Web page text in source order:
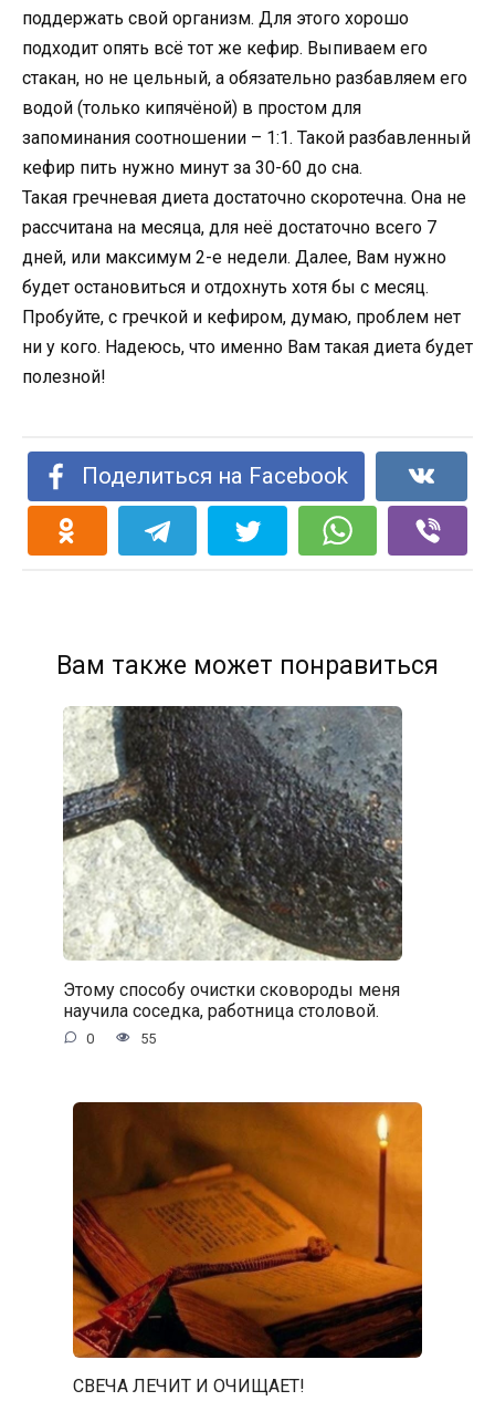
поддержать свой организм. Для этого хорошо
подходит опять всё тот же кефир. Выпиваем его
стакан, но не цельный, а обязательно разбавляем его
водой (только кипячёной) в простом для
запоминания соотношении – 1:1. Такой разбавленный
кефир пить нужно минут за 30-60 до сна.
Такая гречневая диета достаточно скоротечна. Она не
рассчитана на месяца, для неё достаточно всего 7
дней, или максимум 2-е недели. Далее, Вам нужно
будет остановиться и отдохнуть хотя бы с месяц.
Пробуйте, с гречкой и кефиром, думаю, проблем нет
ни у кого. Надеюсь, что именно Вам такая диета будет
полезной!
Поделиться на Facebook
Вам также может понравиться
Этому способу очистки сковороды меня
научила соседка, работница столовой.
0 55
СВЕЧА ЛЕЧИТ И ОЧИЩАЕТ!